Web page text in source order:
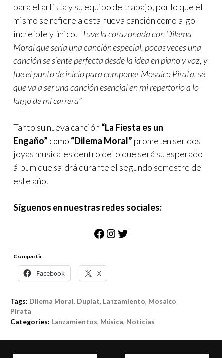
para el artista y su equipo de trabajo, por lo que él
mismo se refiere a esta nueva canción como algo
increíble y único. “Tuve la corazonada con Dilema
Moral que sería una canción especial, pocas veces una
canción se siente perfecta desde la idea en piano y voz, y
fue el punto de inicio para componer Mosaico Pirata, sé
que va a ser una canción esencial en mi repertorio a lo
largo de mi carrera”
Tanto su nueva canción “La Fiesta es un
Engaño” como “Dilema Moral” prometen ser dos
joyas musicales dentro de lo que será su esperado
álbum que saldrá durante el segundo semestre de
este año.
Síguenos en nuestras redes sociales:
Facebook
Instagram
Twitter
Compartir
Facebook X
Tags: Dilema Moral, Duplat, Lanzamiento, Mosaico
Pirata
Categories: Lanzamientos, Música, Noticias